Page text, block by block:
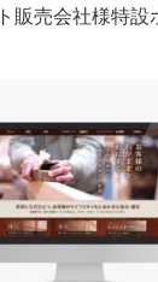
販売会社様特設